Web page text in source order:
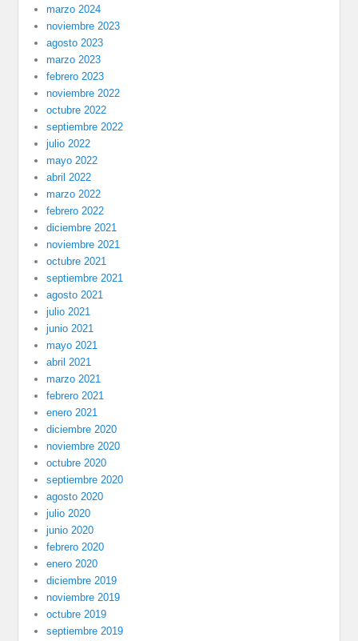
marzo 2024
noviembre 2023
agosto 2023
marzo 2023
febrero 2023
noviembre 2022
octubre 2022
septiembre 2022
julio 2022
mayo 2022
abril 2022
marzo 2022
febrero 2022
diciembre 2021
noviembre 2021
octubre 2021
septiembre 2021
agosto 2021
julio 2021
junio 2021
mayo 2021
abril 2021
marzo 2021
febrero 2021
enero 2021
diciembre 2020
noviembre 2020
octubre 2020
septiembre 2020
agosto 2020
julio 2020
junio 2020
febrero 2020
enero 2020
diciembre 2019
noviembre 2019
octubre 2019
septiembre 2019